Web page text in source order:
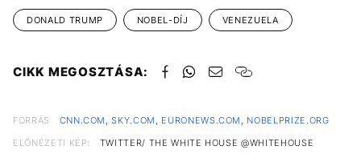
DONALD TRUMP NOBEL-DÍJ VENEZUELA
CIKK MEGOSZTÁSA:
FORRÁS CNN.COM ,SKY.COM , EURONEWS.COM , NOBELPRIZE.ORG
ELŐNÉZETI KÉP:
TWITTER/ THE WHITE HOUSE @WHITEHOUSE